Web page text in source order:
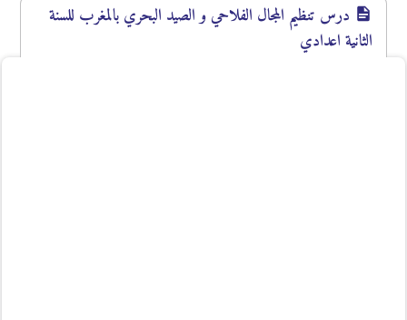
درس تنظيم المجال الفلاحي و الصيد البحري بالمغرب للسنة
الثانية اعدادي